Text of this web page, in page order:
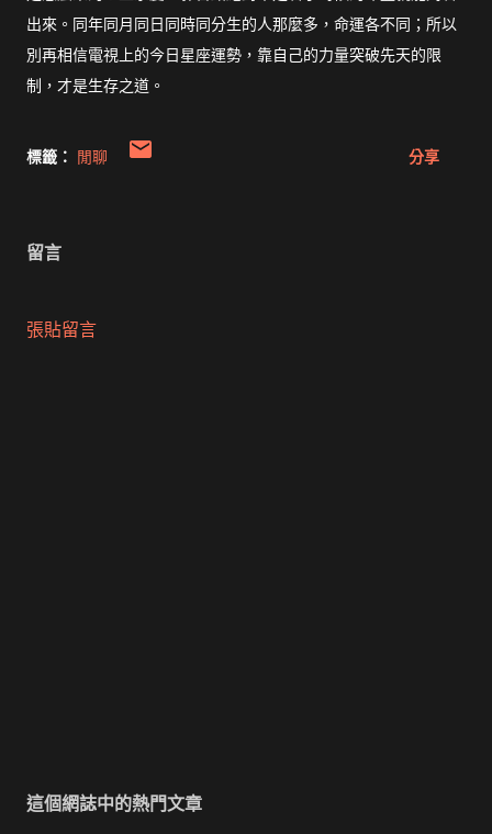
出來。同年同月同日同時同分生的人那麼多，命運各不同；所以
別再相信電視上的今日星座運勢，靠自己的力量突破先天的限
制，才是生存之道。
標籤： 閒聊 分享
留言
張貼留言
這個網誌中的熱門文章